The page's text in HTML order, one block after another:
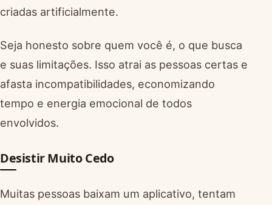
criadas artificialmente.
Seja honesto sobre quem você é, o que busca
e suas limitações. Isso atrai as pessoas certas e
afasta incompatibilidades, economizando
tempo e energia emocional de todos
envolvidos.
Desistir Muito Cedo
Muitas pessoas baixam um aplicativo, tentam